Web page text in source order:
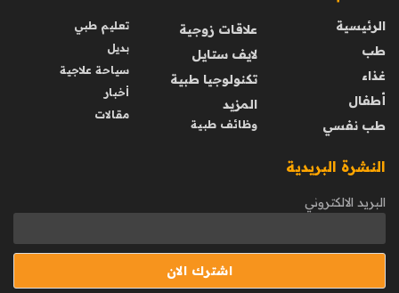
الرئيسية
طب
غذاء
أطفال
طب نفسي
علاقات زوجية
لايف ستايل
تكنولوجيا طبية
المزيد
وظائف طبية
تعليم طبي
بديل
سياحة علاجية
أخبار
مقالات
النشرة البريدية
البريد الالكتروني